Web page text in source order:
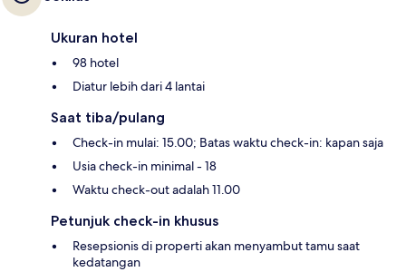
Ukuran hotel
98 hotel
Diatur lebih dari 4 lantai
Saat tiba/pulang
Check-in mulai: 15.00; Batas waktu check-in: kapan saja
Usia check-in minimal - 18
Waktu check-out adalah 11.00
Petunjuk check-in khusus
Resepsionis di properti akan menyambut tamu saat
kedatangan